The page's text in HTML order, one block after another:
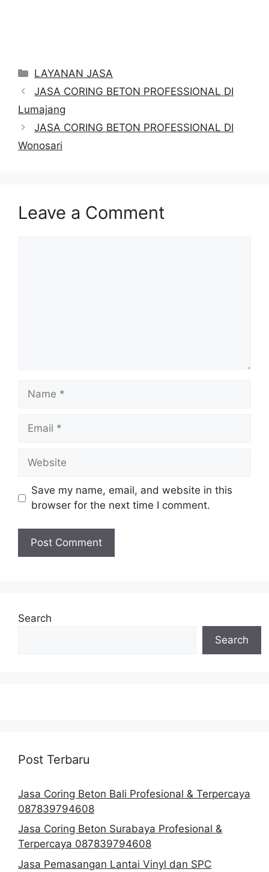
Categories
LAYANAN JASA
JASA CORING BETON PROFESSIONAL DI
Lumajang
JASA CORING BETON PROFESSIONAL DI
Wonosari
Leave a Comment
Name
Email
Website
Save my name, email, and website in this
browser for the next time I comment.
Search
Search
Post Terbaru
Jasa Coring Beton Bali Profesional & Terpercaya
087839794608
Jasa Coring Beton Surabaya Profesional &
Terpercaya 087839794608
Jasa Pemasangan Lantai Vinyl dan SPC